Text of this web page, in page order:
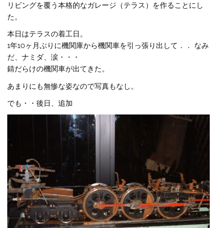
リビングを覆う本格的なガレージ（テラス）を作ることにし
た。
本日はテラスの着工日。
1年10ヶ月ぶりに機関庫から機関車を引っ張り出して．． なみ
だ、ナミダ、涙・・・
錆だらけの機関車が出てきた。
あまりにも無惨な姿なので写真もなし。
でも・・後日、追加